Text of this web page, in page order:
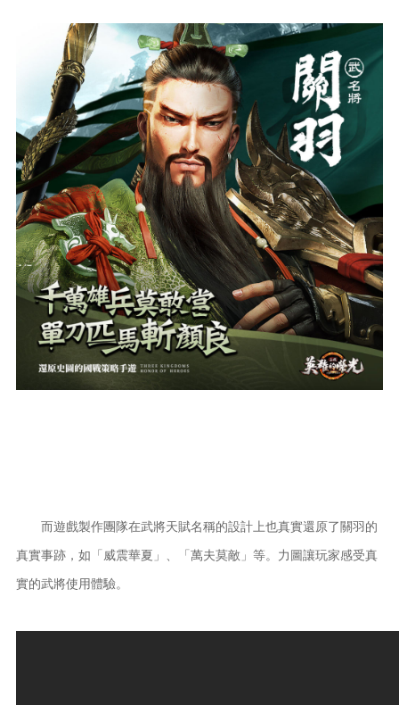
而遊戲製作團隊在武將天賦名稱的設計上也真實還原了關羽的
真實事跡，如「威震華夏」、「萬夫莫敵」等。力圖讓玩家感受真
實的武將使用體驗。